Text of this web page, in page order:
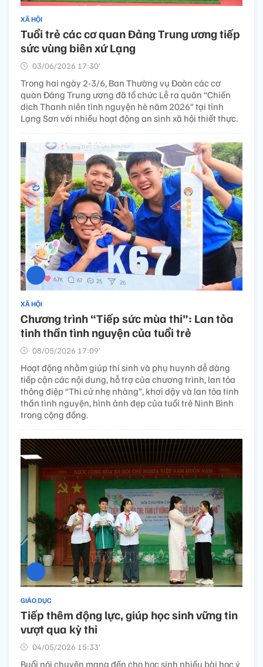
XÃ HỘI
Tuổi trẻ các cơ quan Đảng Trung ương tiếp
sức vùng biên xứ Lạng
03/06/2026 17:30’
Trong hai ngày 2-3/6, Ban Thường vụ Đoàn các cơ
quan Đảng Trung ương đã tổ chức Lễ ra quân “Chiến
dịch Thanh niên tình nguyện hè năm 2026” tại tỉnh
Lạng Sơn với nhiều hoạt động an sinh xã hội thiết thực.
XÃ HỘI
Chương trình “Tiếp sức mùa thi”: Lan tỏa
tinh thần tình nguyện của tuổi trẻ
08/05/2026 17:09’
Hoạt động nhằm giúp thí sinh và phụ huynh dễ dàng
tiếp cận các nội dung, hỗ trợ của chương trình, lan tỏa
thông điệp “Thi cử nhẹ nhàng”, khơi dậy và lan tỏa tinh
thần tình nguyện, hình ảnh đẹp của tuổi trẻ Ninh Bình
trong cộng đồng.
GIÁO DỤC
Tiếp thêm động lực, giúp học sinh vững tin
vượt qua kỳ thi
04/05/2026 15:33’
Buổi nói chuyện mang đến cho học sinh nhiều bài học ý